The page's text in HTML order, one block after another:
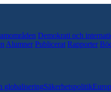
Demokrati och
Alumner Publicerat Rapporter
globaliseringSäkerhetspolitik